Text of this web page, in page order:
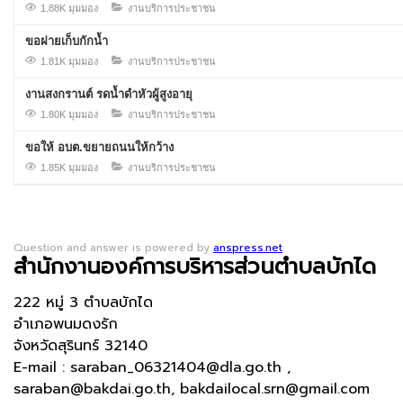
1.88K มุมมอง งานบริการประชาชน
ขอฝายเก็บกักน้ำ
1.81K มุมมอง งานบริการประชาชน
งานสงกรานต์ รดน้ำดำหัวผู้สูงอายุ
1.80K มุมมอง งานบริการประชาชน
ขอให้ อบต.ขยายถนนให้กว้าง
1.85K มุมมอง งานบริการประชาชน
Question and answer is powered by anspress.net
สำนักงานองค์การบริหารส่วนตำบลบักได
222 หมู่ 3 ตำบลบักได
อำเภอพนมดงรัก
จังหวัดสุรินทร์ 32140
E-mail : saraban_06321404@dla.go.th ,
saraban@bakdai.go.th, bakdailocal.srn@gmail.com